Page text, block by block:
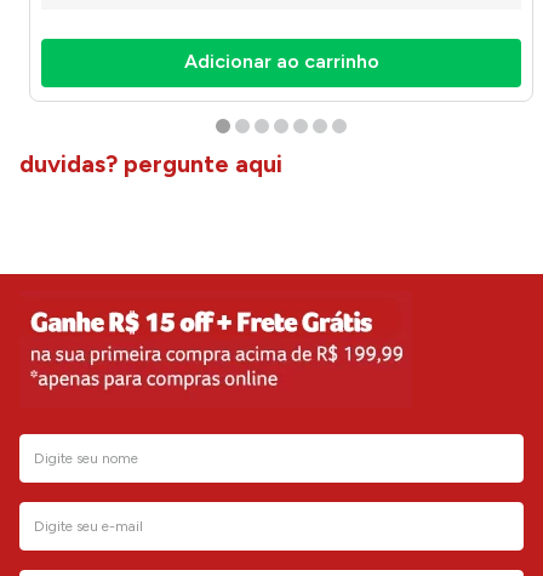
Adicionar ao carrinho
duvidas? pergunte aqui